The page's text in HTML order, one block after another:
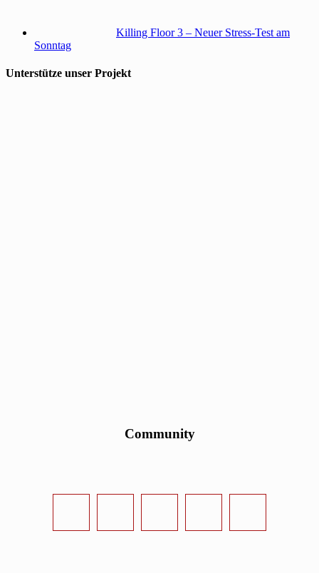
Killing Floor 3 – Neuer Stress-Test am
Sonntag
Unterstütze unser Projekt
Community